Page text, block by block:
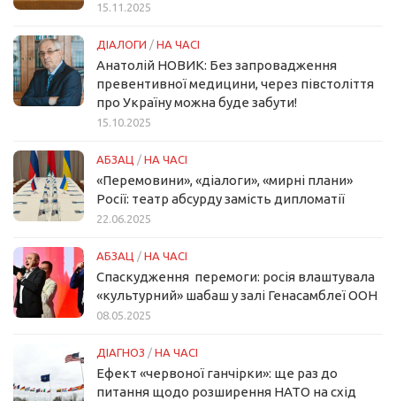
15.11.2025
ДІАЛОГИ / НА ЧАСІ
Анатолій НОВИК: Без запровадження
превентивної медицини, через півстоліття
про Україну можна буде забути!
15.10.2025
АБЗАЦ / НА ЧАСІ
«Перемовини», «діалоги», «мирні плани»
Росії: театр абсурду замість дипломатії
22.06.2025
АБЗАЦ / НА ЧАСІ
Спаскудження перемоги: росія влаштувала
«культурний» шабаш у залі Генасамблеї ООН
08.05.2025
ДІАГНОЗ / НА ЧАСІ
Ефект «червоної ганчірки»: ще раз до
питання щодо розширення НАТО на схід